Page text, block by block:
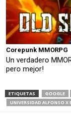
Corepunk MMORPG
Un verdadero
pero mejor!
ETIQUETAS GOOGLE
UNIVERSIDAD ALFONSO X